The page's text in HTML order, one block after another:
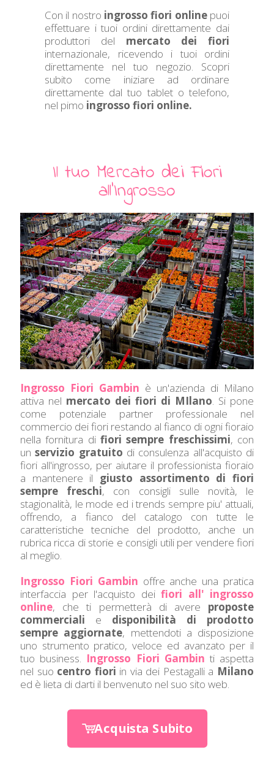
Con il nostro ingrosso fiori onlinepuoi
effettuare i tuoi ordini direttamente dai
produttori del mercato dei fiori
internazionale, ricevendo i tuoi ordini
direttamente nel tuo negozio. Scopri
subito come iniziare ad ordinare
direttamente dal tuo tablet o telefono,
nel pimo ingrosso fiori online.
Il tuo Mercato dei Fiori
all'Ingrosso
Ingrosso Fiori Gambin è un'azienda di Milano
attiva nel mercato dei fiori di MIlano. Si pone
come potenziale partner professionale nel
commercio dei fiori restando al fianco di ogni fioraio
nella fornitura di fiori sempre freschissimi, con
unservizio gratuito di consulenza all'acquisto di
fiori all'ingrosso, per aiutare il professionista fioraio
a mantenere il giusto assortimento di fiori
sempre freschi, con consigli sulle novità, le
stagionalità, le mode ed i trends sempre piu' attuali,
offrendo, a fianco del catalogo con tutte le
caratteristiche tecniche del prodotto, anche un
rubrica ricca di storie e consigli utili per vendere fiori
al meglio.
Ingrosso Fiori Gambin offre anche una pratica
interfaccia per l'acquisto dei fiori all' ingrosso
online, che ti permetterà di avere proposte
commerciali e disponibilità di prodotto
sempre aggiornate, mettendoti a disposizione
uno strumento pratico, veloce ed avanzato per il
tuo business. Ingrosso Fiori Gambin ti aspetta
nel suo centro fiori in via dei Pestagalli a Milano
ed è lieta di darti il benvenuto nel suo sito web.
Acquista Subito